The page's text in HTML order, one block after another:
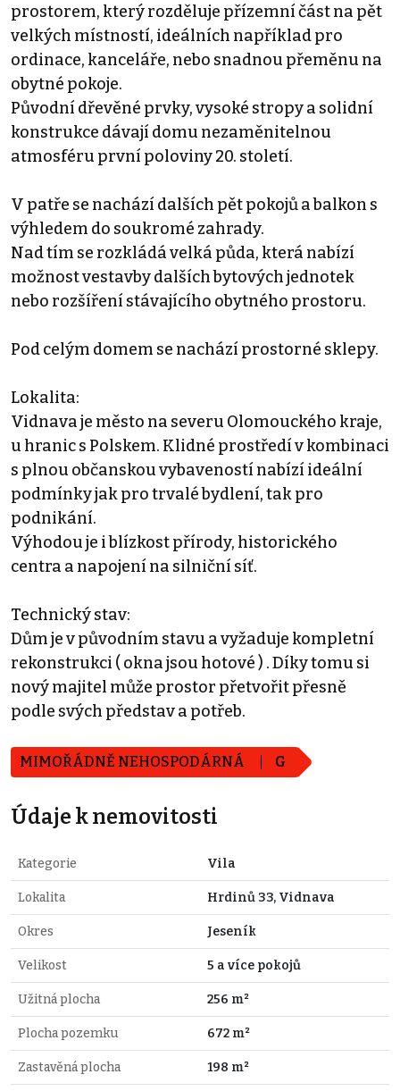
prostorem, který rozděluje přízemní část na pět
velkých místností, ideálních například pro
ordinace, kanceláře, nebo snadnou přeměnu na
obytné pokoje.
Původní dřevěné prvky, vysoké stropy a solidní
konstrukce dávají domu nezaměnitelnou
atmosféru první poloviny 20. století.
V patře se nachází dalších pět pokojů a balkon s
výhledem do soukromé zahrady.
Nad tím se rozkládá velká půda, která nabízí
možnost vestavby dalších bytových jednotek
nebo rozšíření stávajícího obytného prostoru.
Pod celým domem se nachází prostorné sklepy.
Lokalita:
Vidnava je město na severu Olomouckého kraje,
u hranic s Polskem. Klidné prostředí v kombinaci
s plnou občanskou vybaveností nabízí ideální
podmínky jak pro trvalé bydlení, tak pro
podnikání.
Výhodou je i blízkost přírody, historického
centra a napojení na silniční síť.
Technický stav:
Dům je v původním stavu a vyžaduje kompletní
rekonstrukci ( okna jsou hotové ) . Díky tomu si
nový majitel může prostor přetvořit přesně
podle svých představ a potřeb.
MIMOŘÁDNĚ NEHOSPODÁRNÁ G
Údaje k nemovitosti
Kategorie Vila
Lokalita Hrdinů 33, Vidnava
Okres Jeseník
Velikost 5 a více pokojů
Užitná plocha 256 m²
Plocha pozemku 672 m²
Zastavěná plocha 198 m²